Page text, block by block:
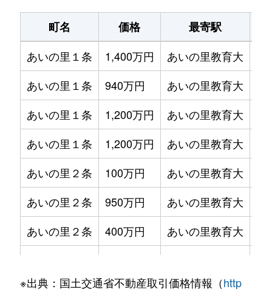
町名 価格 最寄駅
あいの里１条
1,400万円 あいの里教育大
あいの里１条
940万円 あいの里教育大
あいの里１条
1,200万円 あいの里教育大
あいの里１条
1,200万円 あいの里教育大
あいの里２条
100万円 あいの里教育大
あいの里２条
950万円 あいの里教育大
あいの里２条
400万円 あいの里教育大
※出典：国土交通省不動産取引価格情報（http